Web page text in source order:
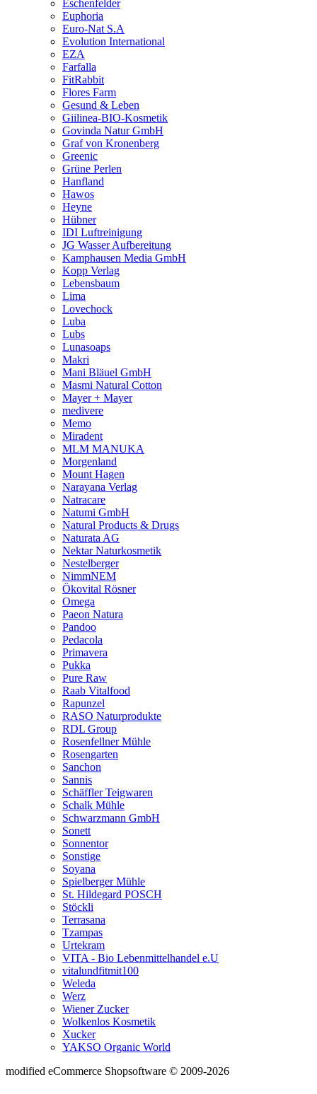
Eschenfelder
Euphoria
Euro-Nat S.A
Evolution International
EZA
Farfalla
FitRabbit
Flores Farm
Gesund & Leben
Giilinea-BIO-Kosmetik
Govinda Natur GmbH
Graf von Kronenberg
Greenic
Grüne Perlen
Hanfland
Hawos
Heyne
Hübner
IDI Luftreinigung
JG Wasser Aufbereitung
Kamphausen Media GmbH
Kopp Verlag
Lebensbaum
Lima
Lovechock
Luba
Lubs
Lunasoaps
Makri
Mani Bläuel GmbH
Masmi Natural Cotton
Mayer + Mayer
medivere
Memo
Miradent
MLM MANUKA
Morgenland
Mount Hagen
Narayana Verlag
Natracare
Natumi GmbH
Natural Products & Drugs
Naturata AG
Nektar Naturkosmetik
Nestelberger
NimmNEM
Ökovital Rösner
Omega
Paeon Natura
Pandoo
Pedacola
Primavera
Pukka
Pure Raw
Raab Vitalfood
Rapunzel
RASO Naturprodukte
RDL Group
Rosenfellner Mühle
Rosengarten
Sanchon
Sannis
Schäffler Teigwaren
Schalk Mühle
Schwarzmann GmbH
Sonett
Sonnentor
Sonstige
Soyana
Spielberger Mühle
St. Hildegard POSCH
Stöckli
Terrasana
Tzampas
Urtekram
VITA - Bio Lebenmittelhandel e.U
vitalundfitmit100
Weleda
Werz
Wiener Zucker
Wolkenlos Kosmetik
Xucker
YAKSO Organic World
modified eCommerce Shopsoftware © 2009-2026